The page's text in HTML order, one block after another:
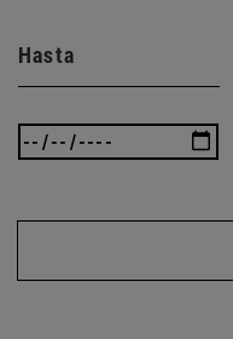
Hasta